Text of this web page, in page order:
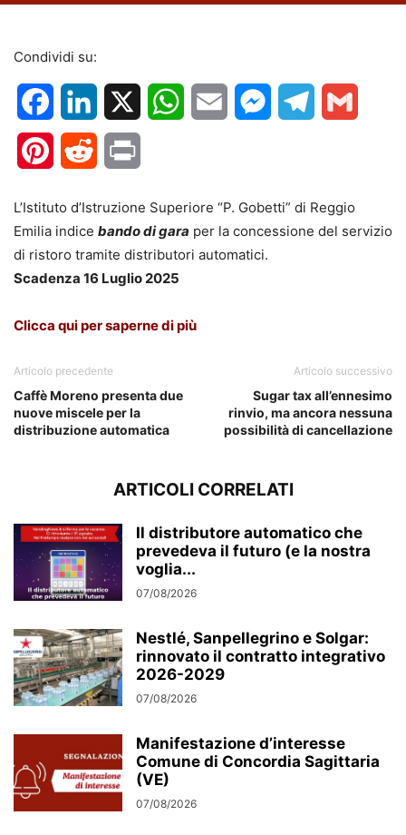
Condividi su:
FacebookLinkedIn WhatsApp
Email MessengerTelegram
PinterestReddit
L’Istituto d’Istruzione Superiore “P. Gobetti” di Reggio
Emilia indice bando di gara per la concessione del servizio
di ristoro tramite distributori automatici.
Scadenza 16 Luglio 2025
Clicca qui per saperne di più
Articolo precedente
Caffè Moreno presenta due
nuove miscele per la
distribuzione automatica
Articolo successivo
Sugar tax all’ennesimo
rinvio, ma ancora nessuna
possibilità di cancellazione
ARTICOLI CORRELATI
Il distributore automatico che
prevedeva il futuro (e la nostra
voglia...
07/08/2026
Nestlé, Sanpellegrino e Solgar:
rinnovato il contratto integrativo
2026-2029
07/08/2026
Manifestazione d’interesse
Comune di Concordia Sagittaria
(VE)
07/08/2026